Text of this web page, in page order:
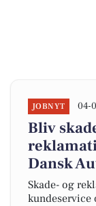
JOBNYT 04-
Bliv
Dansk
Skade- og
kundeservice